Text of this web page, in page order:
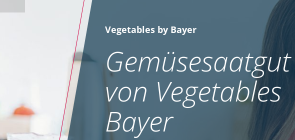
Vegetables by Bayer
Gemüsesaatgut
von Vegetables
Bayer